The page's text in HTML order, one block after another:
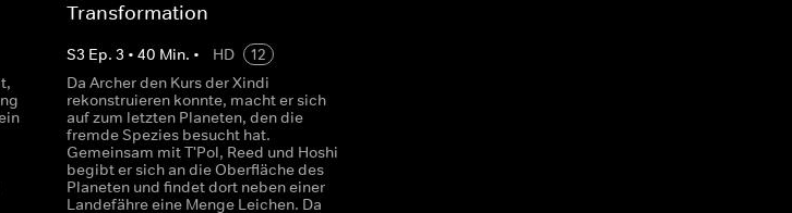
Transformation
S3 Ep. 3 • 40 Min. • HD
12
Da Archer den Kurs der Xindi
rekonstruieren konnte, macht er sich
auf zum letzten Planeten, den die
fremde Spezies besucht hat.
Gemeinsam mit T'Pol, Reed und Hoshi
begibt er sich an die Oberfläche des
Planeten und findet dort neben einer
Landefähre eine Menge Leichen. Da